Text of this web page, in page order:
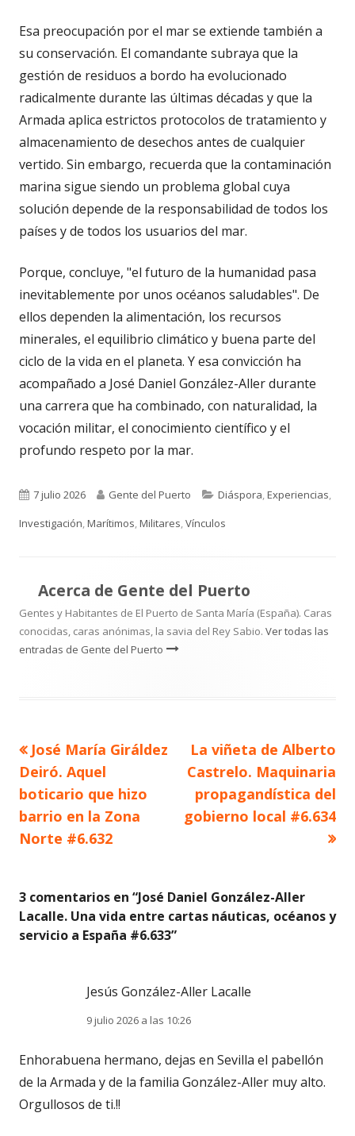
Esa preocupación por el mar se extiende también a
su conservación. El comandante subraya que la
gestión de residuos a bordo ha evolucionado
radicalmente durante las últimas décadas y que la
Armada aplica estrictos protocolos de tratamiento y
almacenamiento de desechos antes de cualquier
vertido. Sin embargo, recuerda que la contaminación
marina sigue siendo un problema global cuya
solución depende de la responsabilidad de todos los
países y de todos los usuarios del mar.
Porque, concluye, "el futuro de la humanidad pasa
inevitablemente por unos océanos saludables". De
ellos dependen la alimentación, los recursos
minerales, el equilibrio climático y buena parte del
ciclo de la vida en el planeta. Y esa convicción ha
acompañado a José Daniel González-Aller durante
una carrera que ha combinado, con naturalidad, la
vocación militar, el conocimiento científico y el
profundo respeto por la mar.
Publicado
el
7 julio 2026 Autor
Gente del Puerto Categorías
Diáspora,Experiencias,
Investigación,Marítimos,Militares,Vínculos
Acerca de Gente del Puerto
Gentes y Habitantes de El Puerto de Santa María (España). Caras
conocidas, caras anónimas, la savia del Rey Sabio. Ver todas las
entradas de Gente del Puerto
Navegación
de
entradas
Artículo
anterior
José María Giráldez
Deiró. Aquel
boticario que hizo
barrio en la Zona
Norte #6.632
Artículo
siguiente
La viñeta de Alberto
Castrelo. Maquinaria
propagandística del
gobierno local #6.634
3 comentarios en “José Daniel González-Aller
Lacalle. Una vida entre cartas náuticas, océanos y
servicio a España #6.633”
Jesús González-Aller Lacalle
9 julio 2026 a las 10:26
Enhorabuena hermano, dejas en Sevilla el pabellón
de la Armada y de la familia González-Aller muy alto.
Orgullosos de ti.!!